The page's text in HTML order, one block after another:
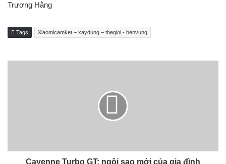
Trương Hằng
Tags Xiaomicamket – xaydung – thegioi - benvung
Cayenne Turbo GT: ngôi sao mới của gia đình